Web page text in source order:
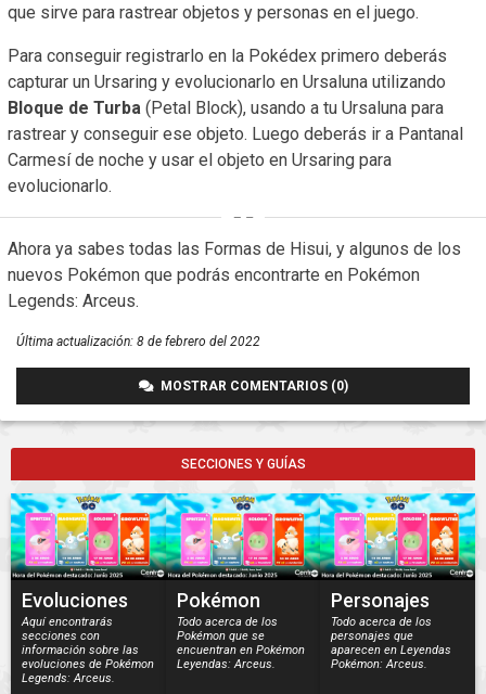
que sirve para rastrear objetos y personas en el juego.
Para conseguir registrarlo en la Pokédex primero deberás
capturar un Ursaring y evolucionarlo en Ursaluna utilizando
Bloque de Turba (Petal Block), usando a tu Ursaluna para
rastrear y conseguir ese objeto. Luego deberás ir a Pantanal
Carmesí de noche y usar el objeto en Ursaring para
evolucionarlo.
Ahora ya sabes todas las Formas de Hisui, y algunos de los
nuevos Pokémon que podrás encontrarte en Pokémon
Legends: Arceus.
Última actualización: 8 de febrero del 2022
MOSTRAR COMENTARIOS (0)
SECCIONES Y GUÍAS
Evoluciones
Aquí encontrarás
secciones con
información sobre las
evoluciones de Pokémon
Legends: Arceus.
Pokémon
Todo acerca de los
Pokémon que se
encuentran en Pokémon
Leyendas: Arceus.
Personajes
Todo acerca de los
personajes que
aparecen en Leyendas
Pokémon: Arceus.